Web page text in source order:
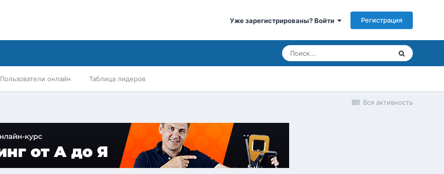
Уже зарегистрированы? Войти Регистрация
Пользователи онлайн Таблица лидеров
Вся активность